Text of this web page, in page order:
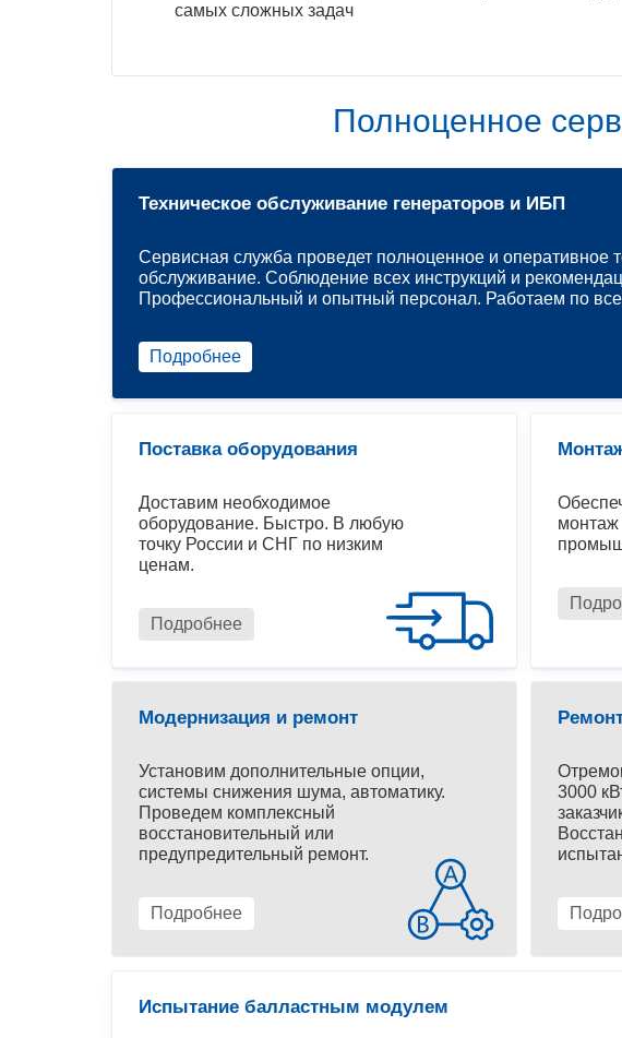
самых сложных задач
Полноценное
Техническое обслуживание генераторов и ИБП
Сервисная служба проведет полноценное и оперативное
обслуживание. Соблюдение всех инструкций и
Профессиональный и опытный персонал. Работаем по
Подробнее
Поставка оборудования
Доставим необходимое
оборудование. Быстро. В любую
точку России и СНГ по низким
ценам.
Подробнее
монтаж
3000
Модернизация и ремонт
Установим дополнительные опции,
системы снижения шума, автоматику.
Проведем комплексный
восстановительный или
предупредительный ремонт.
Подробнее
Испытание балластным модулем